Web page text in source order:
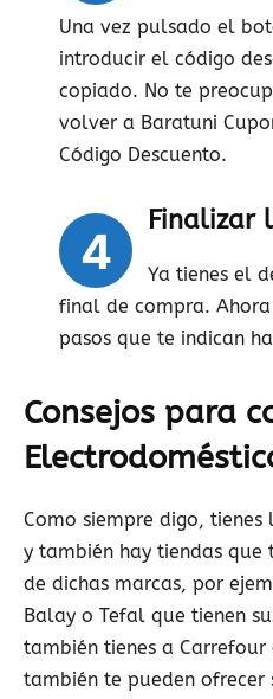
Una vez pulsado el
introducir el código
copiado. No te
volver a Baratuni
Código Descuento.
4
Finalizar
Ya tienes el
final de compra.
pasos que te indican
Consejos para
Como siempre digo,
y también hay tiendas que
de dichas marcas, por
Balay o Tefal que tienen
también tienes a
también te pueden ofrecer